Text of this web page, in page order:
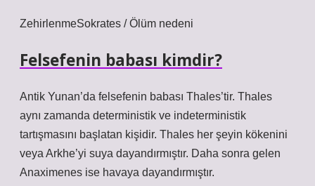
ZehirlenmeSokrates / Ölüm nedeni
Felsefenin babası kimdir?
Antik Yunan’da felsefenin babası Thales’tir. Thales
aynı zamanda deterministik ve indeterministik
tartışmasını başlatan kişidir. Thales her şeyin kökenini
veya Arkhe’yi suya dayandırmıştır. Daha sonra gelen
Anaximenes ise havaya dayandırmıştır.